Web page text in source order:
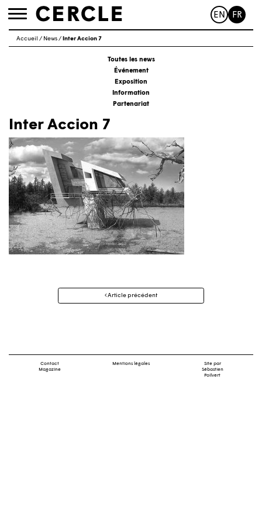
Toggle
EN FR
Accueil / News/ Inter Accion 7
Toutes les news
Événement
Exposition
Information
Partenariat
Inter Accion 7
Navigation
Article précédent
Contact
Magazine
Mentions légales
Site par
Sébastien
Poilvert